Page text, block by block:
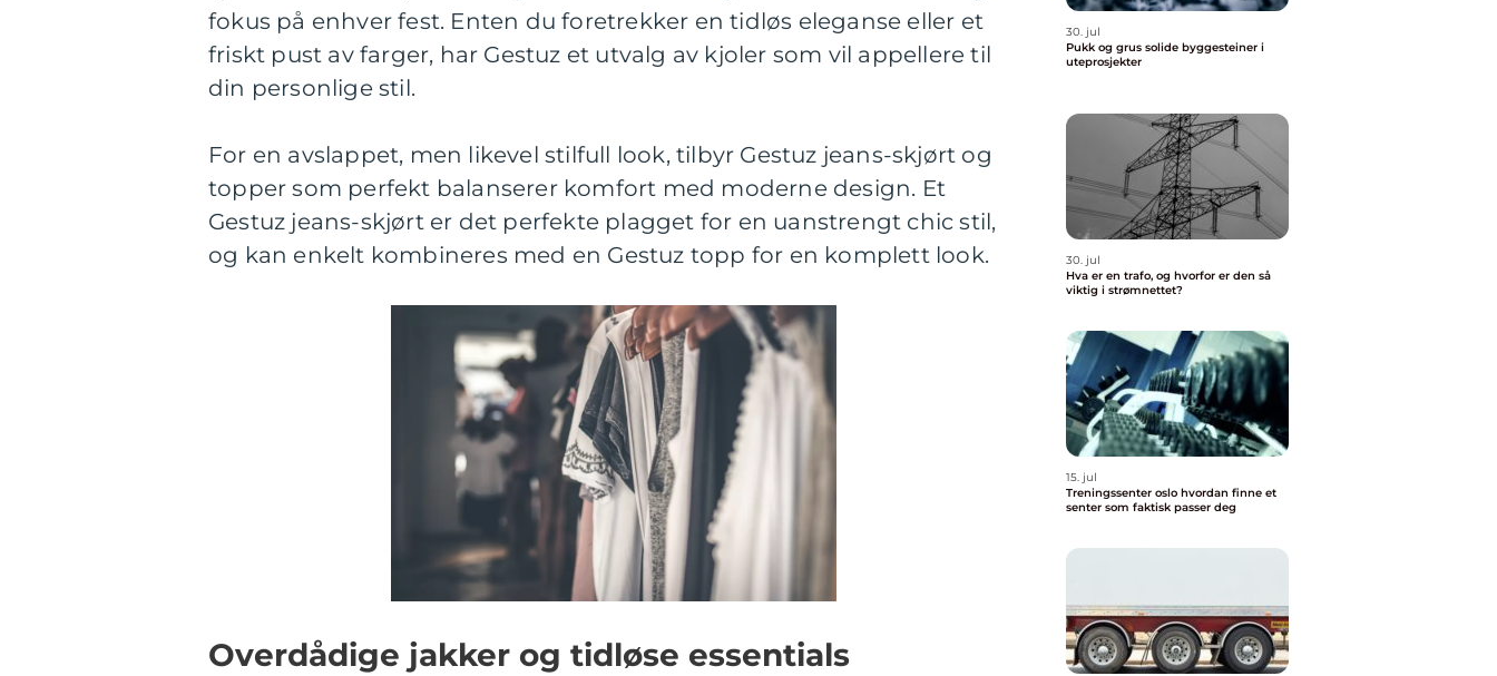
fokus på enhver fest. Enten du foretrekker en tidløs eleganse eller et
friskt pust av farger, har Gestuz et utvalg av kjoler som vil appellere til
din personlige stil.
For en avslappet, men likevel stilfull look, tilbyr Gestuz jeans-skjørt og
topper som perfekt balanserer komfort med moderne design. Et
Gestuz jeans-skjørt er det perfekte plagget for en uanstrengt chic stil,
og kan enkelt kombineres med en Gestuz topp for en komplett look.
Overdådige jakker og tidløse essentials
30. jul
Pukk og grus solide byggesteiner i
uteprosjekter
30. jul
Hva er en trafo, og hvorfor er den så
viktig i strømnettet?
15. jul
Treningssenter oslo hvordan finne et
senter som faktisk passer deg